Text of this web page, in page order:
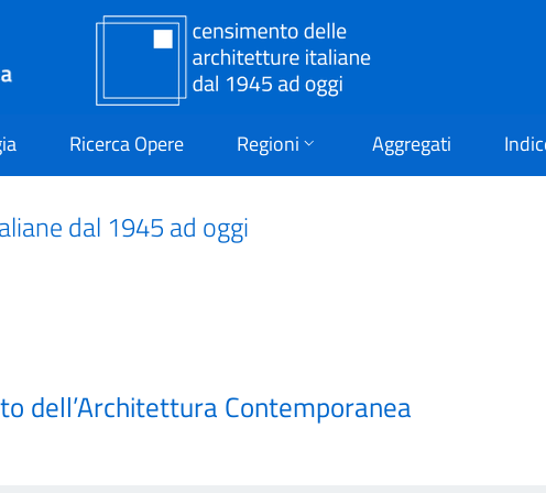
Ricerca Opere Regioni Aggregati
dal 1945 ad oggi
dell’Architettura Contemporanea